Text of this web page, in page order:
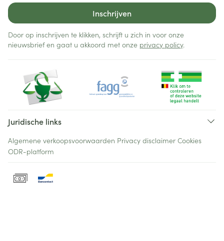
Inschrijven
Door op inschrijven te klikken, schrijft u zich in voor onze
nieuwsbrief en gaat u akkoord met onze privacy policy.
Juridische links
Algemene verkoopsvoorwaarden Privacy disclaimer Cookies
ODR-platform